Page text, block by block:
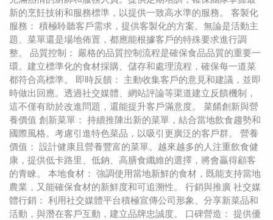
新的烹飪技術和服務標準，以提供一致高水準的服務。 客製化
服務： 積極聆聽客戶需求，提供客製化的方案。無論是活動主
題、菜單還是場地佈置，都應能根據客戶的特殊要求進行調
整。 品質控制： 嚴格的品質控制流程是確保食品品質的重要一
環。建立標準化的食材採購、儲存和處理流程，確保每一道菜
都符合高標準。 即時反饋： 主動收集客戶的意見和建議，並即
時做出回應。透過社交媒體、網站評論等渠道建立反饋機制，
這不僅有助於改進問題，還能提升客戶滿意度。 菜餚創新與營
養價值 創新菜單： 持續推陳出新的菜單，結合當地飲食趨勢和
國際風格。考慮引進特色菜品，以吸引更廣泛的客戶群。 營養
價值： 設計健康且營養豐富的菜單。越來越多的人注重飲食健
康，提供低卡路里、低鈉、高膳食纖維的選擇，將會贏得顧客
的青睞。 本地食材： 強調使用當地新鮮的食材，既能支持當地
農業，又能確保食材的新鮮度和可追溯性。 行銷與推廣 社交媒
體行銷： 利用社交媒體平台積極宣傳公司形象、分享新菜品和
活動，與潛在客戶互動，建立品牌忠誠度。 口碑營造： 提供優